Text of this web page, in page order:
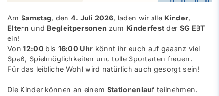
Am Samstag, den4. Juli 2026, laden wir alle Kinder,
Eltern und Begleitpersonen zum Kinderfest der SG EBT
ein!
Von12:00 bis 16:00 Uhr könnt ihr euch auf gaaanz viel
Spaß, Spielmöglichkeiten und tolle Sportarten freuen.
Für das leibliche Wohl wird natürlich auch gesorgt sein!
Die Kinder können an einem Stationenlauf teilnehmen.